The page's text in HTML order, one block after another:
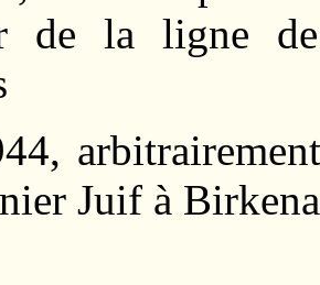
de la ligne
Juif à